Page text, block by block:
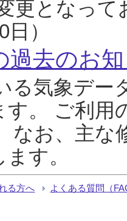
更となっ
）
過去のお
る気象デー
す。 ご利用
なお、主な
す。
る方へ よくある質問（